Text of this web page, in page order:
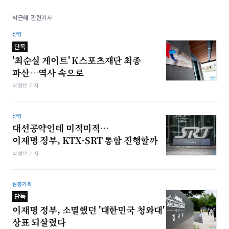
박근혜 관련기사
산업
단독
'최순실 게이트' K스포츠재단 최종
파산…역사 속으로
박형민 기자
산업
대선공약인데 미적미적…
이재명 정부, KTX-SRT 통합 진행할까
박형민 기자
심층기획
단독
이재명 정부, 소멸했던 '대한민국 청와대'
상표 되살렸다